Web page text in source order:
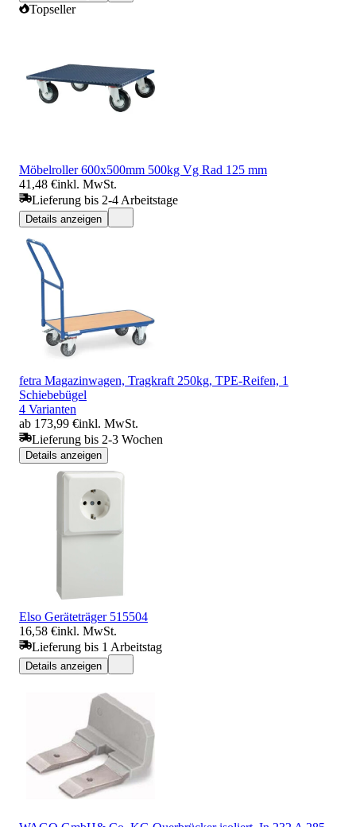
Topseller
Möbelroller 600x500mm 500kg Vg Rad 125 mm
41,48 €inkl. MwSt.
Lieferung bis 2-4 Arbeitstage
Details anzeigen
fetra Magazinwagen, Tragkraft 250kg, TPE-Reifen, 1
Schiebebügel
4 Varianten
ab 173,99 €inkl. MwSt.
Lieferung bis 2-3 Wochen
Details anzeigen
Elso Geräteträger 515504
16,58 €inkl. MwSt.
Lieferung bis 1 Arbeitstag
Details anzeigen